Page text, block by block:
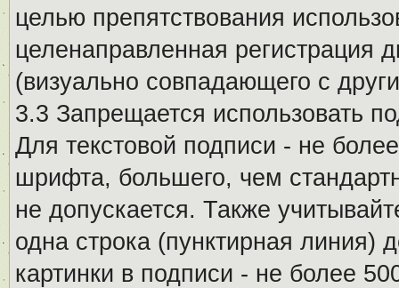
целью препятствования
целенаправленная регистрация
(визуально совпадающего с
3.3 Запрещается использовать
Для текстовой подписи - не
шрифта, большего, чем
не допускается. Также
одна строка (пунктирная линия)
картинки в подписи - не более